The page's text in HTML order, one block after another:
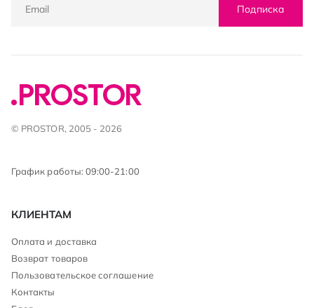
Подписка
© PROSTOR, 2005 - 2026
График работы: 09:00-21:00
КЛИЕНТАМ
Оплата и доставка
Возврат товаров
Пользовательское соглашение
Контакты